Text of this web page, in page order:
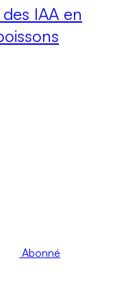
IAA en
Abonné